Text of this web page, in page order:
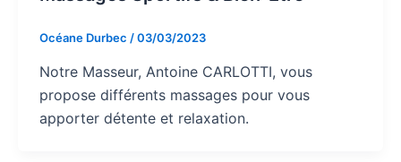
Océane Durbec /03/03/2023
Notre Masseur, Antoine CARLOTTI, vous
propose différents massages pour vous
apporter détente et relaxation.